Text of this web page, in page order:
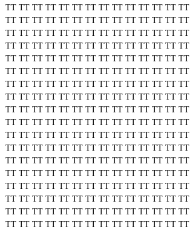
TT TT TT TT TT TT TT TT TT TT TT TT TT TT
TT TT TT TT TT TT TT TT TT TT TT TT TT TT
TT TT TT TT TT TT TT TT TT TT TT TT TT TT
TT TT TT TT TT TT TT TT TT TT TT TT TT TT
TT TT TT TT TT TT TT TT TT TT TT TT TT TT
TT TT TT TT TT TT TT TT TT TT TT TT TT TT
TT TT TT TT TT TT TT TT TT TT TT TT TT TT
TT TT TT TT TT TT TT TT TT TT TT TT TT TT
TT TT TT TT TT TT TT TT TT TT TT TT TT TT
TT TT TT TT TT TT TT TT TT TT TT TT TT TT
TT TT TT TT TT TT TT TT TT TT TT TT TT TT
TT TT TT TT TT TT TT TT TT TT TT TT TT TT
TT TT TT TT TT TT TT TT TT TT TT TT TT TT
TT TT TT TT TT TT TT TT TT TT TT TT TT TT
TT TT TT TT TT TT TT TT TT TT TT TT TT TT
TT TT TT TT TT TT TT TT TT TT TT TT TT TT
TT TT TT TT TT TT TT TT TT TT TT TT TT TT
TT TT TT TT TT TT TT TT TT TT TT TT TT TT